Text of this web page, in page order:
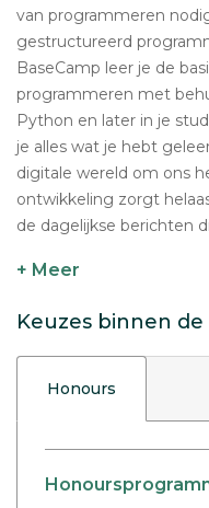
van programmeren
gestructureerd
BaseCamp leer je de
programmeren met
Python en later in je
je alles wat je hebt
digitale wereld om ons
ontwikkeling zorgt
de dagelijkse berichten
+ Meer
Keuzes binnen
Honours